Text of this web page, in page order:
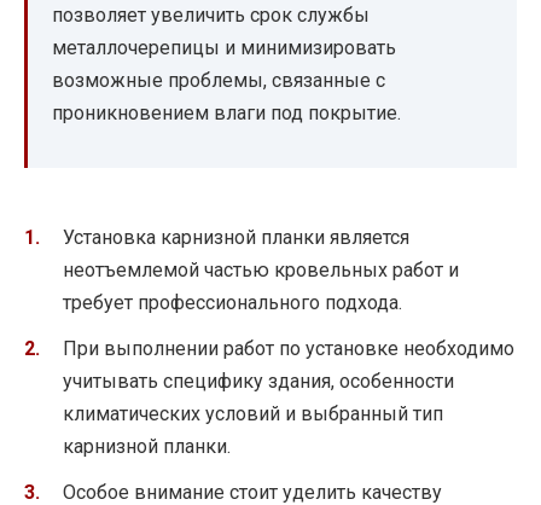
позволяет увеличить срок службы
металлочерепицы и минимизировать
возможные проблемы, связанные с
проникновением влаги под покрытие.
Установка карнизной планки является
неотъемлемой частью кровельных работ и
требует профессионального подхода.
При выполнении работ по установке необходимо
учитывать специфику здания, особенности
климатических условий и выбранный тип
карнизной планки.
Особое внимание стоит уделить качеству